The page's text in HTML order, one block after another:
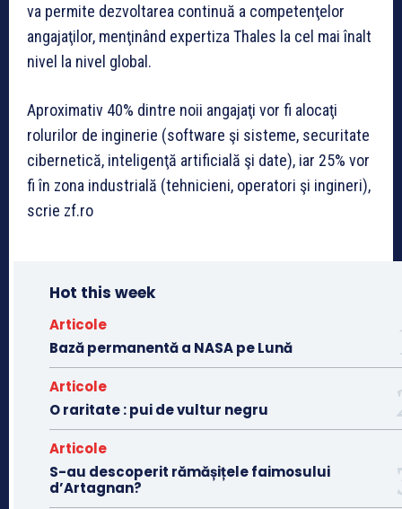
va permite dezvoltarea continuă a competenţelor
angajaţilor, menţinând expertiza Thales la cel mai înalt
nivel la nivel global.
Aproximativ 40% dintre noii angajaţi vor fi alocaţi
rolurilor de inginerie (software şi sisteme, securitate
cibernetică, inteligenţă artificială şi date), iar 25% vor
fi în zona industrială (tehnicieni, operatori şi ingineri),
scrie zf.ro
Hot this week
Articole
Bază permanentă a NASA pe Lună
Articole
O raritate : pui de vultur negru
Articole
S-au descoperit rămășițele faimosului
d’Artagnan?